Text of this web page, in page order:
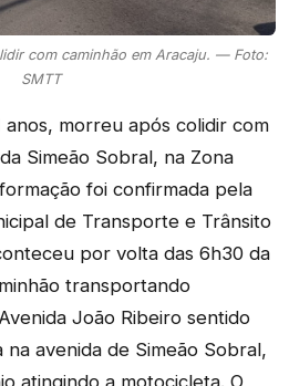
com caminhão em Aracaju. — Foto:
SMTT
anos, morreu após colidir com
Simeão Sobral, na Zona
foi confirmada pela
de Transporte e Trânsito
por volta das 6h30 da
transportando
João Ribeiro sentido
avenida de Simeão Sobral,
atingindo a motocicleta. O